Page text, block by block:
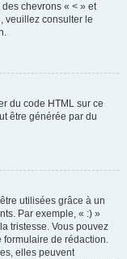
chevrons « < » et
veuillez consulter le
du code HTML sur ce
être générée par du
utilisées grâce à un
Par exemple, « :) »
tristesse. Vous pouvez
formulaire de rédaction.
elles peuvent